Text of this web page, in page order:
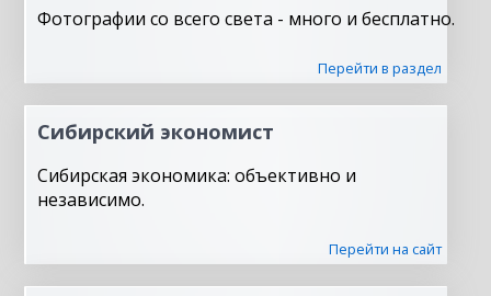
Фотографии со всего света - много и бесплатно.
Перейти в раздел
Сибирский экономист
Сибирская экономика: объективно и
независимо.
Перейти на сайт